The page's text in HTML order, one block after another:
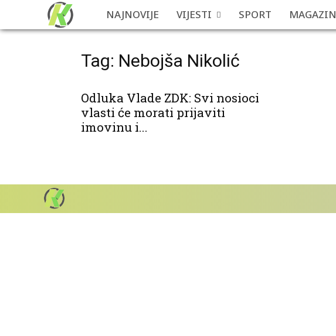
NAJNOVIJE VIJESTI SPORT MAGAZIN
Tag: Nebojša Nikolić
Odluka Vlade ZDK: Svi nosioci
vlasti će morati prijaviti
imovinu i...